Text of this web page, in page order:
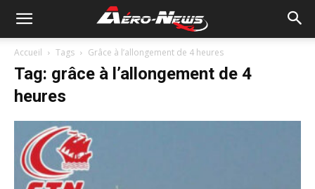
Accueil Tags Grâce à l’allongement de 4 heures
Tag: grâce à l’allongement de 4
heures